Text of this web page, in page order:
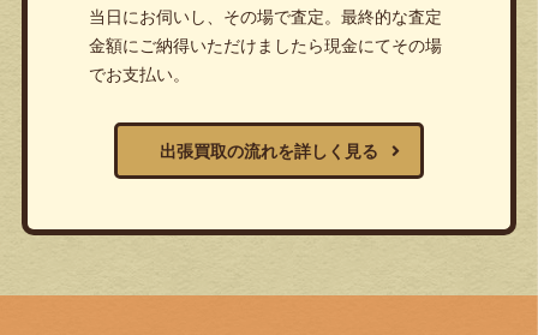
当日にお伺いし、その場で査定。最終的な査定
金額にご納得いただけましたら現金にてその場
でお支払い。
出張買取の流れを詳しく見る